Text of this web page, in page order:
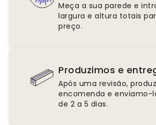
Meça a sua parede e
largura e altura totais
preço.
Produzimos e
Após uma revisão,
encomenda e enviamo-
de 2 a 5 dias.